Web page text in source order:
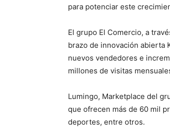
para potenciar este
El grupo El Comercio, a
brazo de innovación abierta
nuevos vendedores e
millones de visitas
Lumingo, Marketplace del
que ofrecen más de 60 mil
deportes, entre otros.